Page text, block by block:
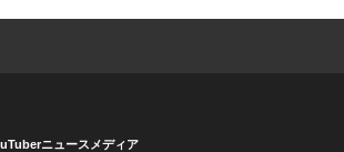
ニュースメディア